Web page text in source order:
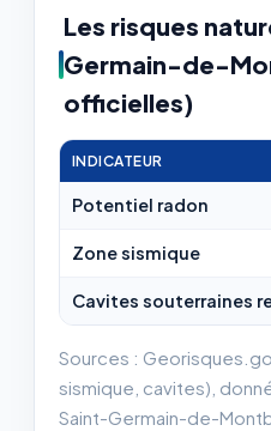
Les risques
Germain-de-
officielles)
INDICATEUR
Potentiel radon
Zone sismique
Cavites souterraines
Sources :
sismique, cavites),
Saint-Germain-de-